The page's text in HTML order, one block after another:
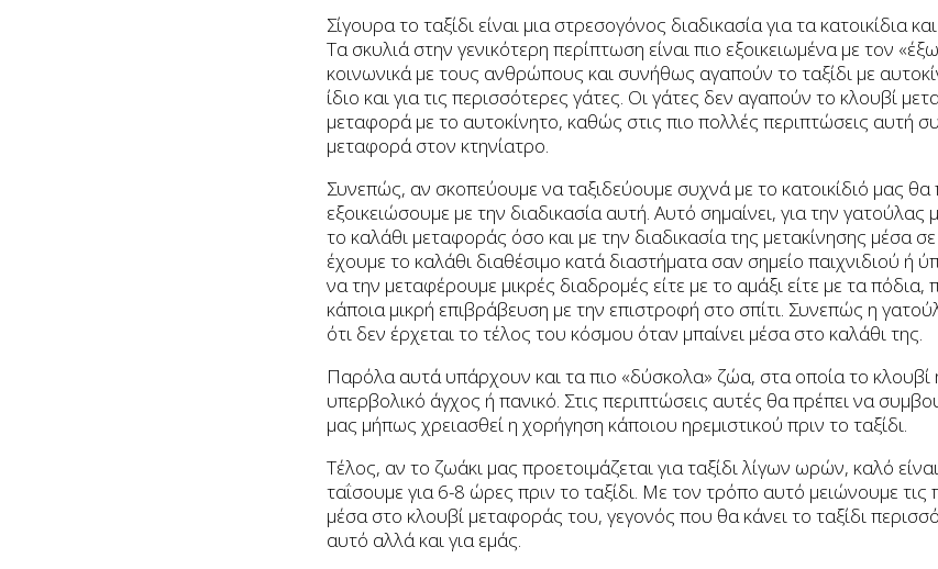
Σίγουρα το ταξίδι είναι μια στρεσογόνος διαδικασία για τα κατοικίδια
Τα σκυλιά στην γενικότερη περίπτωση είναι πιο εξοικειωμένα με τον
κοινωνικά με τους ανθρώπους και συνήθως αγαπούν το ταξίδι με
ίδιο και για τις περισσότερες γάτες. Οι γάτες δεν αγαπούν το κλουβί
μεταφορά με το αυτοκίνητο, καθώς στις πιο πολλές περιπτώσεις αυτή
μεταφορά στον κτηνίατρο.
Συνεπώς, αν σκοπεύουμε να ταξιδεύουμε συχνά με το κατοικίδιό μας
εξοικειώσουμε με την διαδικασία αυτή. Αυτό σημαίνει, για την γατούλας
το καλάθι μεταφοράς όσο και με την διαδικασία της μετακίνησης μέσα
έχουμε το καλάθι διαθέσιμο κατά διαστήματα σαν σημείο παιχνιδιού ή
να την μεταφέρουμε μικρές διαδρομές είτε με το αμάξι είτε με τα
κάποια μικρή επιβράβευση με την επιστροφή στο σπίτι. Συνεπώς η
ότι δεν έρχεται το τέλος του κόσμου όταν μπαίνει μέσα στο καλάθι της.
Παρόλα αυτά υπάρχουν και τα πιο «δύσκολα» ζώα, στα οποία το κλουβί
υπερβολικό άγχος ή πανικό. Στις περιπτώσεις αυτές θα πρέπει να
μας μήπως χρειασθεί η χορήγηση κάποιου ηρεμιστικού πριν το ταξίδι.
Τέλος, αν το ζωάκι μας προετοιμάζεται για ταξίδι λίγων ωρών, καλό
ταΐσουμε για 6-8 ώρες πριν το ταξίδι. Με τον τρόπο αυτό μειώνουμε τις
μέσα στο κλουβί μεταφοράς του, γεγονός που θα κάνει το ταξίδι
αυτό αλλά και για εμάς.